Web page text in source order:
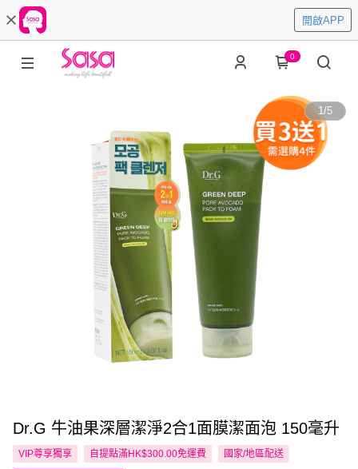
開啟APP
0
1/5
Dr.G 牛油果深層潔淨2合1面膜潔面泡 150毫升
VIP尊享獨享 自提點滿HK$300.00免運費 國家/地區配送